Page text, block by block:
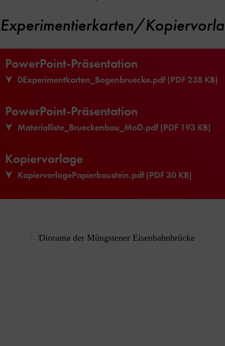
Experimentierkarten/
PowerPoint-Präsentation
0Experimentkarten_Bogenbruecke.pdf (PDF 238 KB)
PowerPoint-Präsentation
Materialliste_Brueckenbau_MoD.pdf (PDF 193 KB)
Kopiervorlage
KopiervorlagePapierbaustein.pdf (PDF 30 KB)
Inhaltskarussell